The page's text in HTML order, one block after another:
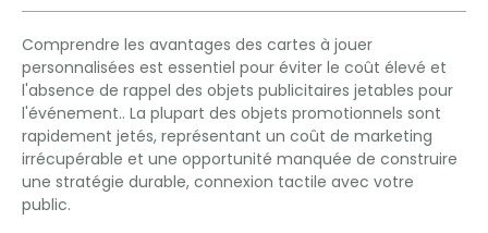
Comprendre les avantages des cartes à jouer
personnalisées est essentiel pour éviter le coût élevé et
l'absence de rappel des objets publicitaires jetables pour
l'événement.. La plupart des objets promotionnels sont
rapidement jetés, représentant un coût de marketing
irrécupérable et une opportunité manquée de construire
une stratégie durable, connexion tactile avec votre
public.